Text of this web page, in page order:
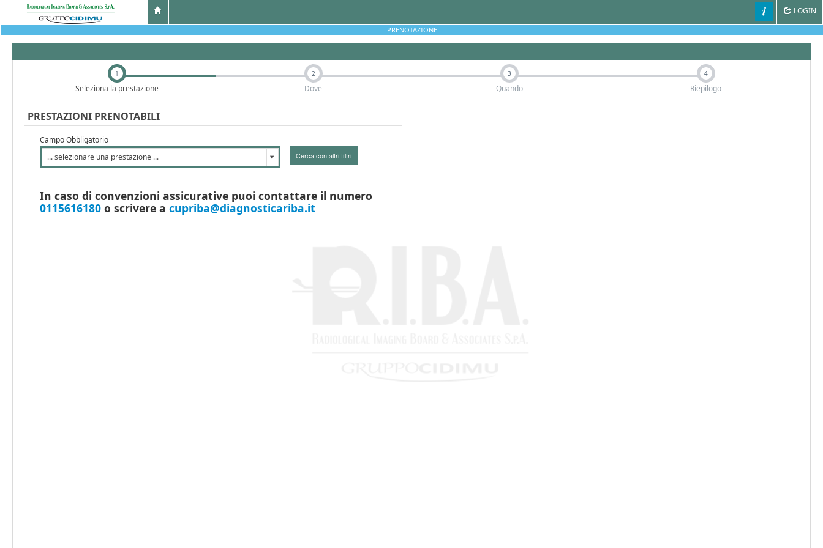
LOGIN
PRENOTAZIONE
1
Seleziona la prestazione
2
Dove
3
Quando
4
Riepilogo
PRESTAZIONI PRENOTABILI
Campo Obbligatorio
... selezionare una prestazione ...
Cerca con altri filtri
In caso di convenzioni assicurative puoi contattare il numero
0115616180o scrivere a cupriba@diagnosticariba.it